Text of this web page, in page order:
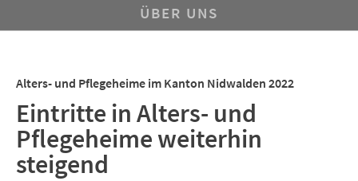
ÜBER UNS
Alters- und Pflegeheime im Kanton Nidwalden 2022
Eintritte in Alters- und
Pflegeheime weiterhin
steigend